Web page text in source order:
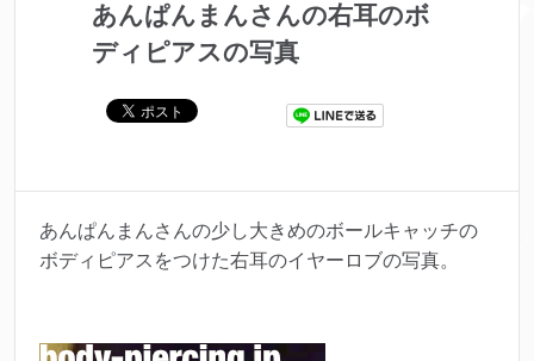
あんぱんまんさんの右耳のボ
ディピアスの写真
あんぱんまんさんの少し大きめのボールキャッチの
ボディピアスをつけた右耳のイヤーロブの写真。